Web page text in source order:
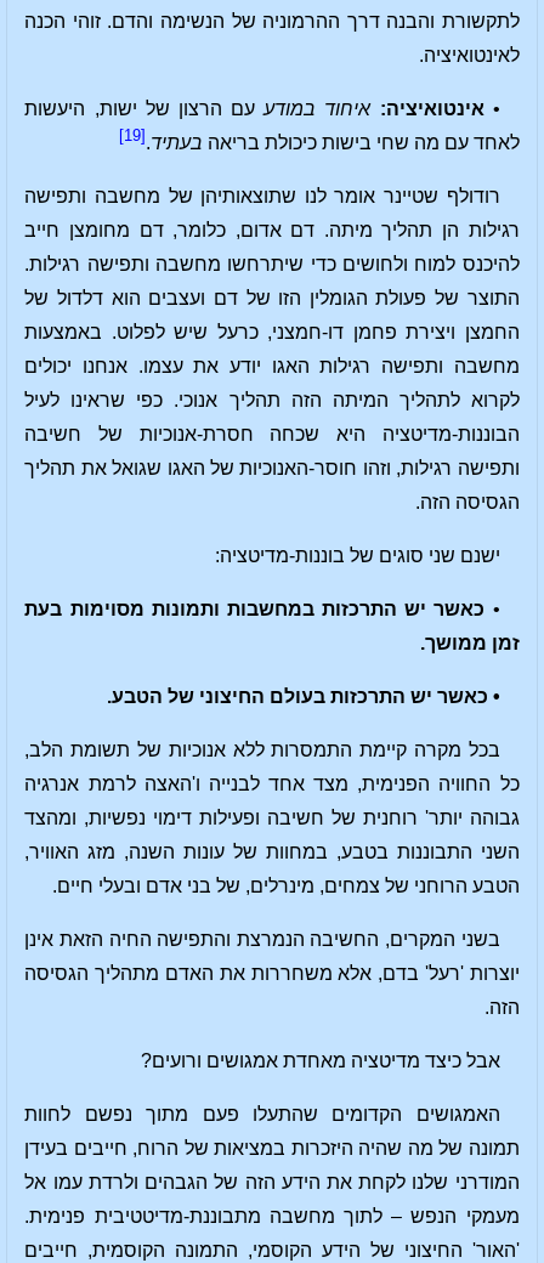
לתקשורת והבנה דרך ההרמוניה של הנשימה והדם. זוהי הכנה
לאינטואיציה.
• אינטואיציה: איחוד במודעעם הרצון של ישות, היעשות
לאחד עם מה שחי בישות כיכולת בריאה בעתיד.
[19]
רודולף שטיינר אומר לנו שתוצאותיהן של מחשבה ותפישה
רגילות הן תהליך מיתה. דם אדום, כלומר, דם מחומצן חייב
להיכנס למוח ולחושים כדי שיתרחשו מחשבה ותפישה רגילות.
התוצר של פעולת הגומלין הזו של דם ועצבים הוא דלדול של
החמצן ויצירת פחמן דו-חמצני, כרעל שיש לפלוט. באמצעות
מחשבה ותפישה רגילות האגו יודע את עצמו. אנחנו יכולים
לקרוא לתהליך המיתה הזה תהליך אנוכי. כפי שראינו לעיל
הבוננות-מדיטציה היא שכחה חסרת-אנוכיות של חשיבה
ותפישה רגילות, וזהו חוסר-האנוכיות של האגו שגואל את תהליך
הגסיסה הזה.
ישנם שני סוגים של בוננות-מדיטציה:
• כאשר יש התרכזות במחשבות ותמונות מסוימות בעת
זמן ממושך.
• כאשר יש התרכזות בעולם החיצוני של הטבע.
בכל מקרה קיימת התמסרות ללא אנוכיות של תשומת הלב,
כל החוויה הפנימית, מצד אחד לבנייה ו'האצה לרמת אנרגיה
גבוהה יותר' רוחנית של חשיבה ופעילות דימוי נפשיות, ומהצד
השני התבוננות בטבע, במחוות של עונות השנה, מזג האוויר,
הטבע הרוחני של צמחים, מינרלים, של בני אדם ובעלי חיים.
בשני המקרים, החשיבה הנמרצת והתפישה החיה הזאת אינן
יוצרות 'רעל' בדם, אלא משחררות את האדם מתהליך הגסיסה
הזה.
אבל כיצד מדיטציה מאחדת אמגושים ורועים?
האמגושים הקדומים שהתעלו פעם מתוך נפשם לחוות
תמונה של מה שהיה היזכרות במציאות של הרוח, חייבים בעידן
המודרני שלנו לקחת את הידע הזה של הגבהים ולרדת עמו אל
מעמקי הנפש – לתוך מחשבה מתבוננת-מדיטטיבית פנימית.
'האור' החיצוני של הידע הקוסמי, התמונה הקוסמית, חייבים